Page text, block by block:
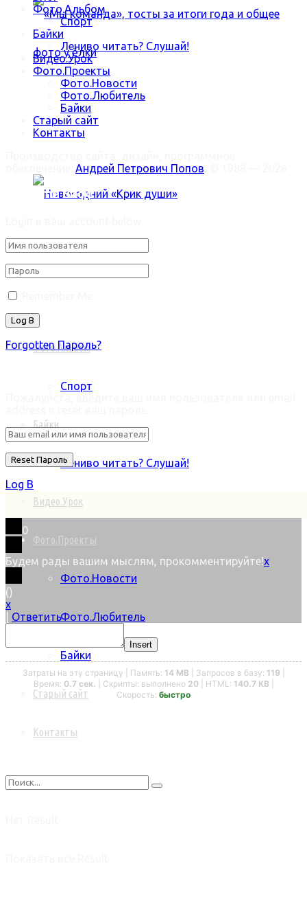
«Мы команда», тосты за итоги года и общее
фото у ёлки
Новогодний «Крик души»
Фото.Альбом
Спорт
Байки
Лениво читать? Слушай!
Видео.Урок
Фото.Проекты
Фото.Новости
Фото.Любитель
Байки
Старый сайт
Контакты
Фото.Альбом
Спорт
Байки
Лениво читать? Слушай!
Видео.Урок
Фото.Проекты
Фото.Новости
Фото.Любитель
Байки
Старый сайт
Контакты
Андрей Петрович Попов
Welcome Back!
Forgotten Пароль?
Log В
0
Будем рады вашим мыслям, прокомментируйте!x
()
x
Ответить
Insert
Затраты на эту страницу | Память: 14 MB | Запросов в базу: 119
Время: 0.7 сек. | Скрипты: выполнено 20| HTML: 140.7 KB
Скорость: быстро